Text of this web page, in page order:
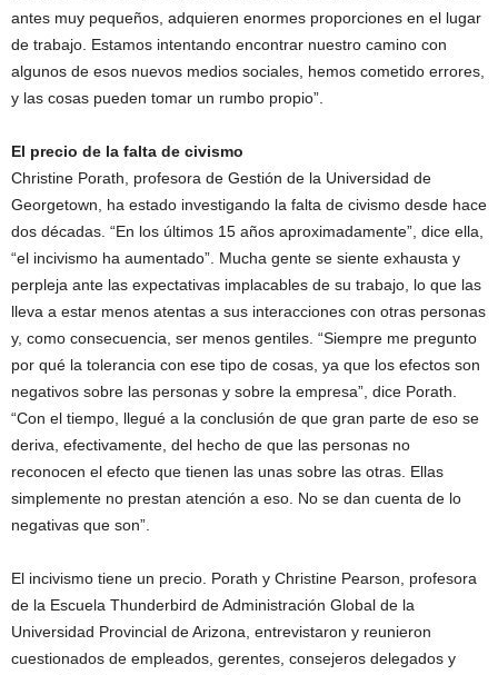
antes muy pequeños, adquieren enormes proporciones en el lugar
de trabajo. Estamos intentando encontrar nuestro camino con
algunos de esos nuevos medios sociales, hemos cometido errores,
y las cosas pueden tomar un rumbo propio”.
El precio de la falta de civismo
Christine Porath, profesora de Gestión de la Universidad de
Georgetown, ha estado investigando la falta de civismo desde hace
dos décadas. “En los últimos 15 años aproximadamente”, dice ella,
“el incivismo ha aumentado”. Mucha gente se siente exhausta y
perpleja ante las expectativas implacables de su trabajo, lo que las
lleva a estar menos atentas a sus interacciones con otras personas
y, como consecuencia, ser menos gentiles. “Siempre me pregunto
por qué la tolerancia con ese tipo de cosas, ya que los efectos son
negativos sobre las personas y sobre la empresa”, dice Porath.
“Con el tiempo, llegué a la conclusión de que gran parte de eso se
deriva, efectivamente, del hecho de que las personas no
reconocen el efecto que tienen las unas sobre las otras. Ellas
simplemente no prestan atención a eso. No se dan cuenta de lo
negativas que son”.
El incivismo tiene un precio. Porath y Christine Pearson, profesora
de la Escuela Thunderbird de Administración Global de la
Universidad Provincial de Arizona, entrevistaron y reunieron
cuestionados de empleados, gerentes, consejeros delegados y